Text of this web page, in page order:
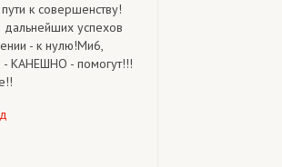
к совершенству!
успехов
- к нулю!Ми6,
- КАНЕШНО - помогут!!!